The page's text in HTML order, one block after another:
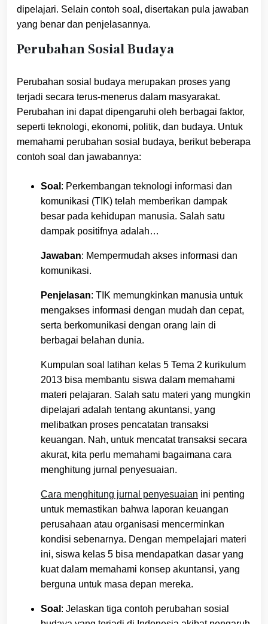
dipelajari. Selain contoh soal, disertakan pula jawaban
yang benar dan penjelasannya.
Perubahan Sosial Budaya
Perubahan sosial budaya merupakan proses yang
terjadi secara terus-menerus dalam masyarakat.
Perubahan ini dapat dipengaruhi oleh berbagai faktor,
seperti teknologi, ekonomi, politik, dan budaya. Untuk
memahami perubahan sosial budaya, berikut beberapa
contoh soal dan jawabannya:
Soal : Perkembangan teknologi informasi dan
komunikasi (TIK) telah memberikan dampak
besar pada kehidupan manusia. Salah satu
dampak positifnya adalah…
Jawaban: Mempermudah akses informasi dan
komunikasi.
Penjelasan: TIK memungkinkan manusia untuk
mengakses informasi dengan mudah dan cepat,
serta berkomunikasi dengan orang lain di
berbagai belahan dunia.
Kumpulan soal latihan kelas 5 Tema 2 kurikulum
2013 bisa membantu siswa dalam memahami
materi pelajaran. Salah satu materi yang mungkin
dipelajari adalah tentang akuntansi, yang
melibatkan proses pencatatan transaksi
keuangan. Nah, untuk mencatat transaksi secara
akurat, kita perlu memahami bagaimana cara
menghitung jurnal penyesuaian.
Cara menghitung jurnal penyesuaian ini penting
untuk memastikan bahwa laporan keuangan
perusahaan atau organisasi mencerminkan
kondisi sebenarnya. Dengan mempelajari materi
ini, siswa kelas 5 bisa mendapatkan dasar yang
kuat dalam memahami konsep akuntansi, yang
berguna untuk masa depan mereka.
Soal : Jelaskan tiga contoh perubahan sosial